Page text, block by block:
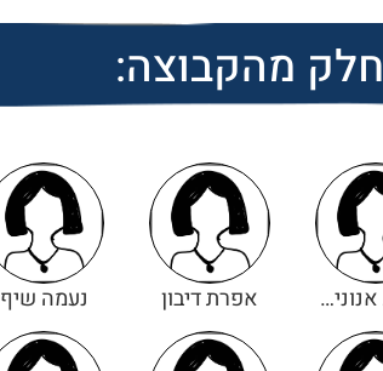
חלק מהקבוצה:
תורמת אנונימית אפרת דיבון נעמה שיף